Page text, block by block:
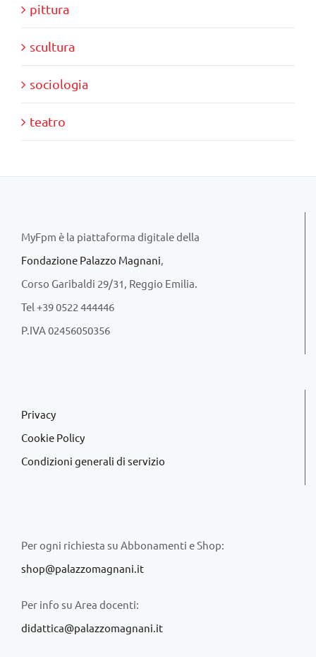
pittura
scultura
sociologia
teatro
MyFpm è la piattaforma digitale della
Fondazione Palazzo Magnani
Corso Garibaldi 29/31, Reggio Emilia.
Tel +39 0522 444446
P.IVA 02456050356
Privacy
Cookie Policy
Condizioni generali di servizio
Per ogni richiesta su Abbonamenti e Shop:
shop@palazzomagnani.it
Per info su Area docenti:
didattica@palazzomagnani.it